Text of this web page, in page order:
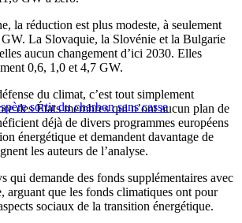
la réduction est plus modeste, à seulement
La Slovaquie, la Slovénie et la Bulgarie
aucun changement d’ici 2030. Elles
0,6, 1,0 et 4,7 GW.
sortir du charbon sans casse
du climat, c’est tout simplement
des États membres qui n’ont aucun plan de
déjà de divers programmes européens
énergétique et demandent davantage de
les auteurs de l’analyse.
qui demande des fonds supplémentaires avec
arguant que les fonds climatiques ont pour
sociaux de la transition énergétique.